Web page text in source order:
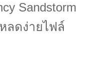
Sandstorm
ลดง่ายไฟล์